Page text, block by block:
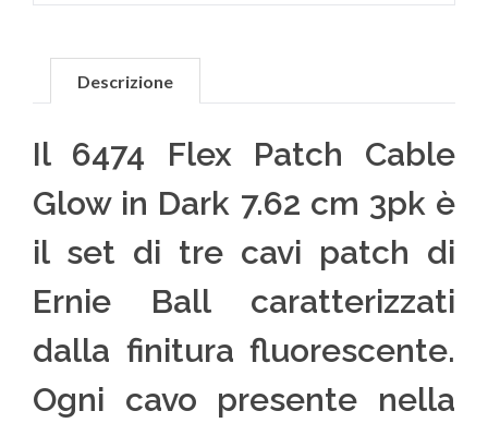
Descrizione
Il 6474 Flex Patch Cable
Glow in Dark 7.62 cm 3pk è
il set di tre cavi patch di
Ernie Ball caratterizzati
dalla finitura fluorescente.
Ogni cavo presente nella